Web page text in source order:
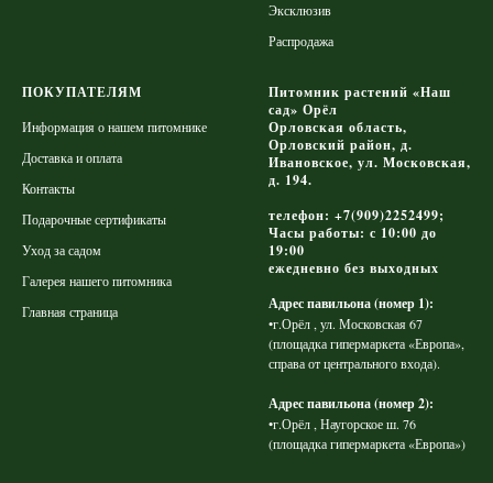
Эксклюзив
Распродажа
ПОКУПАТЕЛЯМ
Информация о нашем питомнике
Доставка и оплата
Контакты
Подарочные сертификаты
Уход за садом
Галерея нашего питомника
Главная страница
Питомник растений «Наш
сад» Орёл
Орловская область,
Орловский район, д.
Ивановское, ул. Московская,
д. 194.
телефон: +7(909)2252499;
Часы работы: с 10:00 до
19:00
ежедневно без выходных
Адрес павильона (номер 1):
•г.Орёл , ул. Московская 67
(площадка гипермаркета «Европа»,
справа от центрального входа).
Адрес павильона (номер 2):
•г.Орёл , Наугорское ш. 76
(площадка гипермаркета «Европа»)